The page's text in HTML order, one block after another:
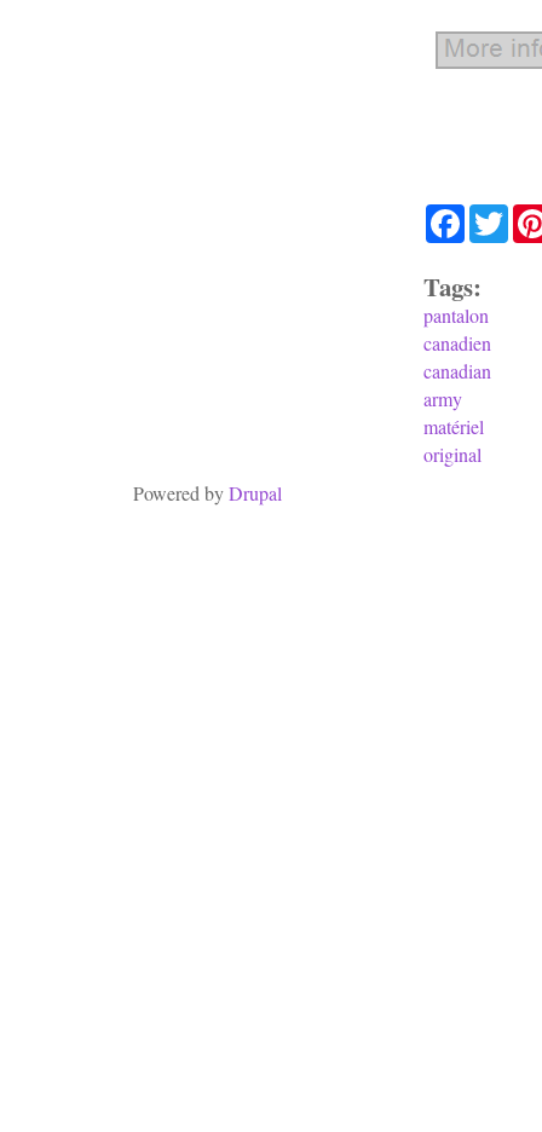
Facebook
Tags:
pantalon
canadien
canadian
army
matériel
original
Powered byDrupal